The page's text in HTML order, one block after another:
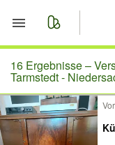
Start
Merkliste
Nachrichten
16 Ergebnisse –
Tarmstedt -